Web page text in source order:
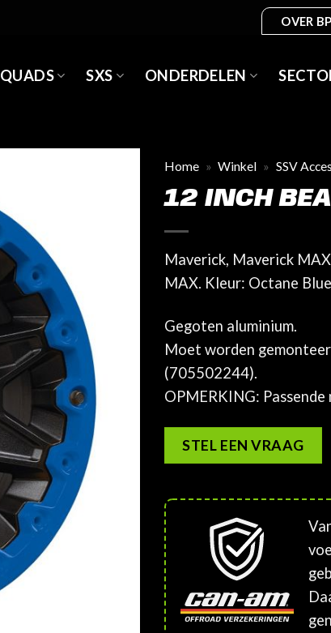
OVER
QUADS SXS ONDERDELEN
Home » Winkel » SSV
12 INCH
Maverick, Maverick
MAX. Kleur: Octane Blue
Gegoten aluminium.
Moet worden
(705502244).
OPMERKING:
STEL EEN VRAAG